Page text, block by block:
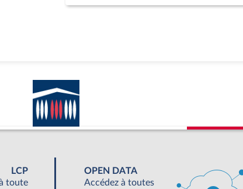
LCP
toute
OPEN DATA
Accédez à toutes